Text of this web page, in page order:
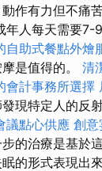
作有力但不痛
年人每天需要7-
自助式餐點外燴
是值得的。 清
會計事務所選擇
現特定人的反
議點心供應 創意
的治療是基於
的形式表現出